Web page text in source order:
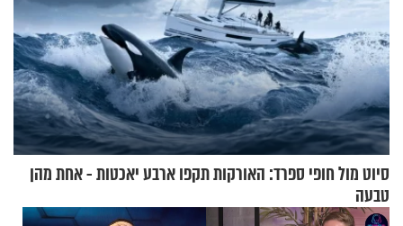
סיוט מול חופי ספרד: האורקות תקפו ארבע יאכטות - אחת מהן
טבעה